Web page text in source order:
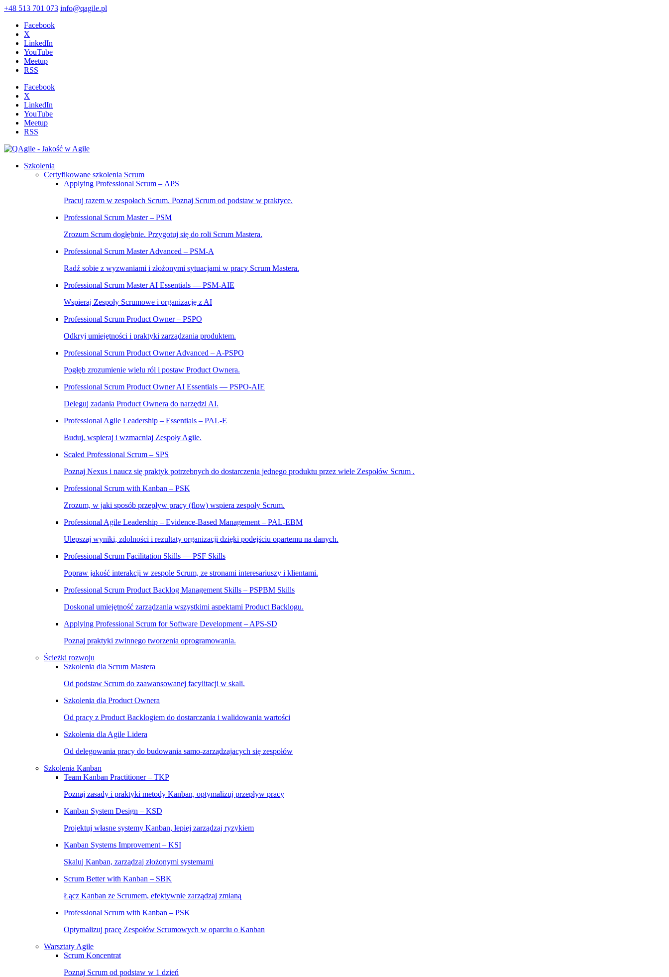
+48 513 701 073 info@qagile.pl
Facebook
X
LinkedIn
YouTube
Meetup
RSS
Facebook
X
LinkedIn
YouTube
Meetup
RSS
Szkolenia
Certyfikowane szkolenia Scrum
Applying Professional Scrum – APS
Pracuj razem w zespołach Scrum. Poznaj Scrum od podstaw w praktyce.
Professional Scrum Master – PSM
Zrozum Scrum dogłębnie. Przygotuj się do roli Scrum Mastera.
Professional Scrum Master Advanced – PSM‑A
Radź sobie z wyzwaniami i złożonymi sytuacjami w pracy Scrum Mastera.
Professional Scrum Master AI Essentials — PSM-AIE
Wspieraj Zespoły Scrumowe i organizację z AI
Professional Scrum Product Owner – PSPO
Odkryj umiejętności i praktyki zarządzania produktem.
Professional Scrum Product Owner Advanced – A‑PSPO
Pogłęb zrozumienie wielu ról i postaw Product Ownera.
Professional Scrum Product Owner AI Essentials — PSPO-AIE
Deleguj zadania Product Ownera do narzędzi AI.
Professional Agile Leadership – Essentials – PAL‑E
Buduj, wspieraj i wzmacniaj Zespoły Agile.
Scaled Professional Scrum – SPS
Poznaj Nexus i naucz się praktyk potrzebnych do dostarczenia jednego produktu przez wiele Zespołów Scrum .
Professional Scrum with Kanban – PSK
Zrozum, w jaki sposób przepływ pracy (flow) wspiera zespoły Scrum.
Professional Agile Leadership – Evidence-Based Management – PAL-EBM
Ulepszaj wyniki, zdolności i rezultaty organizacji dzięki podejściu opartemu na danych.
Professional Scrum Facilitation Skills — PSF Skills
Popraw jakość interakcji w zespole Scrum, ze stronami interesariuszy i klientami.
Professional Scrum Product Backlog Management Skills – PSPBM Skills
Doskonal umiejętność zarządzania wszystkimi aspektami Product Backlogu.
Applying Professional Scrum for Software Development – APS-SD
Poznaj praktyki zwinnego tworzenia oprogramowania.
Ścieżki rozwoju
Szkolenia dla Scrum Mastera
Od podstaw Scrum do zaawansowanej facylitacji w skali.
Szkolenia dla Product Ownera
Od pracy z Product Backlogiem do dostarczania i walidowania wartości
Szkolenia dla Agile Lidera
Od delegowania pracy do budowania samo-zarządzajacych się zespołów
Szkolenia Kanban
Team Kanban Practitioner – TKP
Poznaj zasady i praktyki metody Kanban, optymalizuj przepływ pracy
Kanban System Design – KSD
Projektuj własne systemy Kanban, lepiej zarządzaj ryzykiem
Kanban Systems Improvement – KSI
Skaluj Kanban, zarządzaj złożonymi systemami
Scrum Better with Kanban – SBK
Łącz Kanban ze Scrumem, efektywnie zarządzaj zmianą
Professional Scrum with Kanban – PSK
Optymalizuj pracę Zespołów Scrumowych w oparciu o Kanban
Warsztaty Agile
Scrum Koncentrat
Poznaj Scrum od podstaw w 1 dzień